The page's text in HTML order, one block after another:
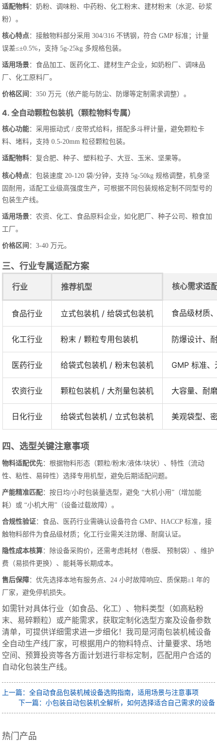
适配物料：奶粉、调味粉、中药粉、化工粉末、建材粉末（水泥、砂浆
粉）。
核心特点：接触物料部分采用 304/316 不锈钢，符合 GMP 标准；计量
误差≤±0.5%，支持 5g-25kg 多规格包装。
适用场景：食品加工、医药化工、建材生产企业，如奶粉厂、调味品
厂、化工原料厂。
价格区间 ：350 万元（依产能与防尘、防爆等定制需求调整）。
4. 全自动颗粒包装机（颗粒物料专属）
核心功能：采用振动式 / 皮带式给料，搭配多斗秤计量，避免颗粒卡
料、堵料，支持 0.5-20mm 粒径颗粒包装。
适配物料：复合肥、种子、塑料粒子、大豆、玉米、坚果等。
核心特点：包装速度 20-120 袋/分钟，支持 5g-50kg 规格调整，机身坚
固耐用，适配工业级高强度生产，可根据不同包装规格定制不同型号的
包装生产线。
适用场景：农资、化工、食品原料企业，如化肥厂、种子公司、粮食加
工厂。
价格区间 ：3-40 万元。
三、行业专属适配方案
行业 推荐机型 核心需求适
食品行业 立式包装机 / 给袋式包装机 食品级材质
化工行业 粉末 / 颗粒专用包装机 防爆设计、
医药行业 给袋式包装机 / 粉末包装机 GMP 标准
农资行业 颗粒包装机 / 大剂量包装机 大容量、耐
日化行业 给袋式包装机 / 立式包装机 美观袋型、
四、选型关键注意事项
物料适配优先：根据物料形态（颗粒/粉末/液体/块状）、特性（流动
性、粘性、易碎性）选择专用机型，避免后期适配问题。
产能精准匹配：按日均/小时包装量选型，避免 “大机小用”（增加能
耗）或 “小机大用”（设备过载故障）。
合规性验证：食品、医药行业需确认设备符合 GMP、HACCP 标准，接
触物料部件为食品级材质；化工行业需关注防爆、耐腐认证。
隐性成本核算：除设备采购价，还需考虑耗材（卷膜、 预制袋）、维护
费（易损件更换）、能耗等长期成本。
售后保障：优先选择本地有服务点、24 小时故障响应、质保期≥1 年的
厂家，避免停机损失。
如需针对具体行业（如食品、化工）、物料类型（如高粘粉
末、易碎颗粒）或产能需求，获取定制化选型方案及设备参数
清单，可提供详细需求进一步细化！我司是河南包装机械设备
全自动生产线厂家，可根据用户的物料特点、计量要求、场地
空间、预算投资等各方面计划进行非标定制，匹配用户合适的
自动化包装生产线。
上一篇：全自动食品包装机械设备选购指南，适用场景与注意事项
下一篇：小包装自动包装机全解析，如何选择适合自己需求的设备
热门产品